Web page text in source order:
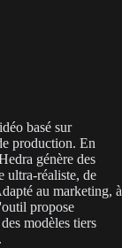
basé sur
production. En
génère des
ultra-réaliste, de
au marketing, à
propose
modèles tiers